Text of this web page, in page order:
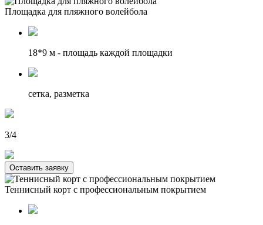
Площадка для пляжного волейбола
18*9 м - площадь каждой площадки
сетка, разметка
3/4
Оставить заявку
Теннисный корт с профессиональным покрытием